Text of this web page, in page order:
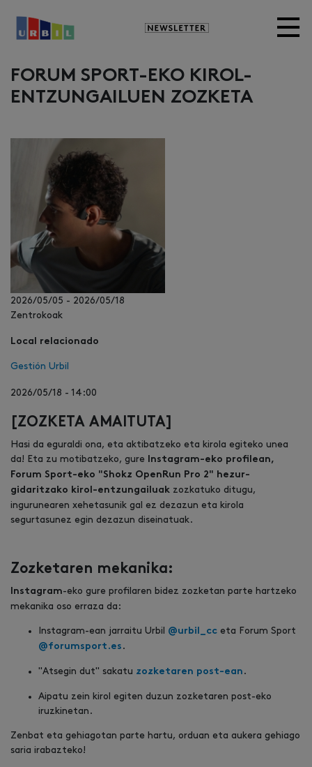
Newsletter
FORUM SPORT-EKO KIROL-
ENTZUNGAILUEN ZOZKETA
2026/05/05 - 2026/05/18
Zentrokoak
Local relacionado
Gestión Urbil
2026/05/18 - 14:00
[ZOZKETA AMAITUTA]
Hasi da eguraldi ona, eta aktibatzeko eta kirola egiteko unea
da! Eta zu motibatzeko, gure
Instagram-eko profilean,
Forum Sport-eko "Shokz OpenRun Pro 2" hezur-
gidaritzako kirol-entzungailuak zozkatuko ditugu,
ingurunearen xehetasunik gal ez dezazun eta kirola
segurtasunez egin dezazun diseinatuak.
Zozketaren mekanika:
Instagram-eko gure profilaren bidez zozketan parte hartzeko
mekanika oso erraza da:
Instagram-ean jarraitu Urbil @urbil_cc eta Forum Sport
@forumsport.es .
"Atsegin dut" sakatu zozketaren post-ean .
Aipatu zein kirol egiten duzun zozketaren post-eko
iruzkinetan.
Zenbat eta gehiagotan parte hartu, orduan eta aukera gehiago
saria irabazteko!